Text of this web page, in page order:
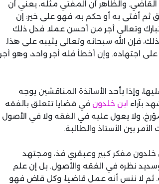
القاضي. والظاهر أن المفتي مثلُه، يعني أن
ثم أفتى به أو حكم به، فهو على خير: إن
تبارك وتعالى أجر من أحسن عملا. فدل ذلك
فإن الله سبحانه وتعالى يثيبه على هذا.
على اجتهاده. وإن أخطأ فله أجر واحد، وهو أجر
وإذا بأحد الأساتذة المناقشين يوجه
بآراء ابن خلدون في قضايا تتعلق بالفقه
ولا يعول عليه في الفقه ولا في الأصول
بين الأستاذ والطالبة.
خلدون مفكر كبير وعبقري فذ، ومجتهد
وسديد نظره في الفقه والأصول. بل إن علم
ثم لا ننس أنه عمل قاضيا، وكل قاض فهو